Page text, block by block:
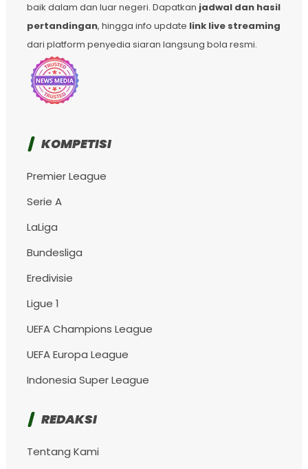
baik dalam dan luar negeri. Dapatkan jadwal dan hasil
pertandingan, hingga info update link live streaming
dari platform penyedia siaran langsung bola resmi.
KOMPETISI
Premier League
Serie A
LaLiga
Bundesliga
Eredivisie
Ligue 1
UEFA Champions League
UEFA Europa League
Indonesia Super League
REDAKSI
Tentang Kami